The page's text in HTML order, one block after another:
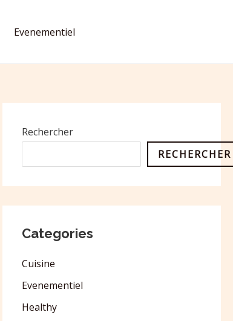
Evenementiel
Rechercher
RECHERCHER
Categories
Cuisine
Evenementiel
Healthy